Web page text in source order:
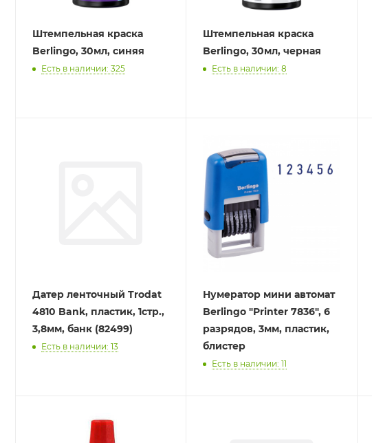
Штемпельная краска
Berlingo, 30мл, синяя
Есть в наличии: 325
Штемпельная краска
Berlingo, 30мл, черная
Есть в наличии: 8
Датер ленточный Trodat
4810 Bank, пластик, 1стр.,
3,8мм, банк (82499)
Есть в наличии: 13
Нумератор мини автомат
Berlingo "Printer 7836", 6
разрядов, 3мм, пластик,
блистер
Есть в наличии: 11